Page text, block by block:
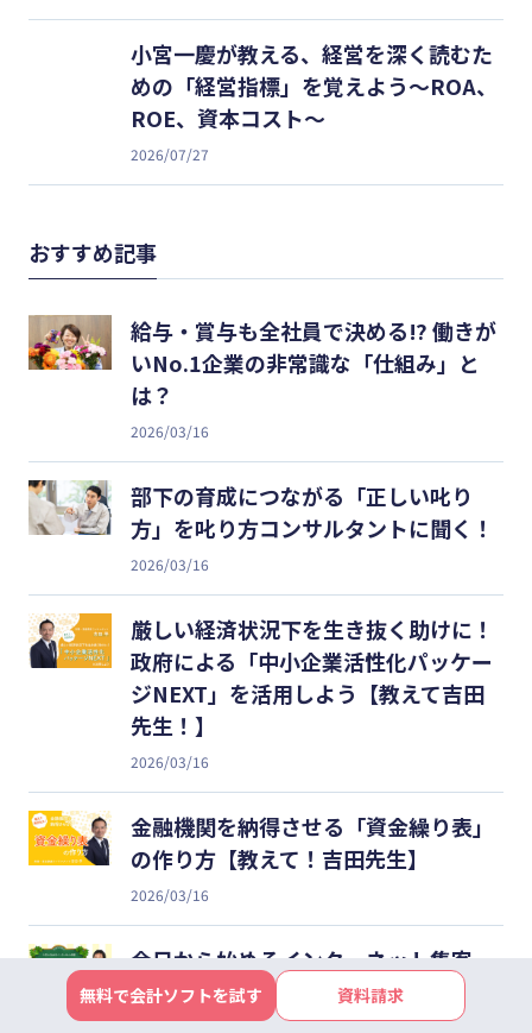
小宮一慶が教える、経営を深く読むた
めの「経営指標」を覚えよう～ROA、
ROE、資本コスト～
2026/07/27
おすすめ記事
給与・賞与も全社員で決める⁉ 働きが
いNo.1企業の非常識な「仕組み」と
は？
2026/03/16
部下の育成につながる「正しい叱り
方」を叱り方コンサルタントに聞く！
2026/03/16
厳しい経済状況下を生き抜く助けに！
政府による「中小企業活性化パッケー
ジNEXT」を活用しよう【教えて吉田
先生！】
2026/03/16
金融機関を納得させる「資金繰り表」
の作り方【教えて！吉田先生】
2026/03/16
今日から始めるインターネット集客
第4回：集客につながるソーシャルメ
ディアの使い方
無料で会計ソフトを試す 資料請求